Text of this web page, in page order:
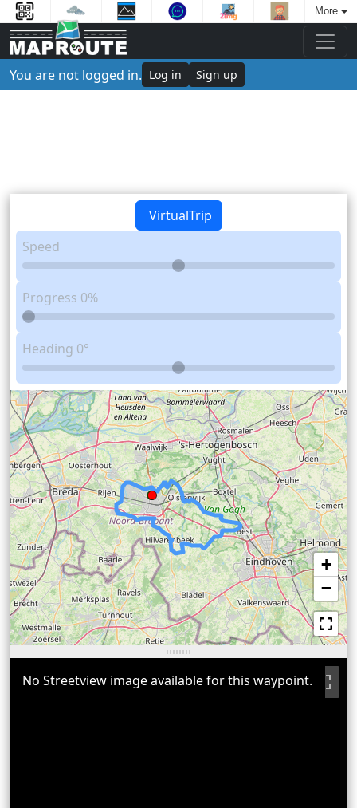
More
You are not logged in. Log in Sign up
VirtualTrip
Speed
Progress 0%
Heading 0°
+
−
No Streetview image available for this waypoint.